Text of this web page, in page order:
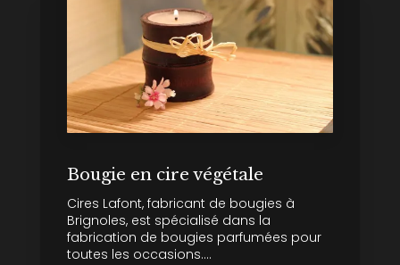
Bougie en cire végétale
Cires Lafont, fabricant de bougies à
Brignoles, est spécialisé dans la
fabrication de bougies parfumées pour
toutes les occasions....